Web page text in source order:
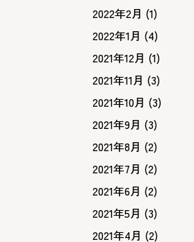
2022年2月 (1)
2022年1月 (4)
2021年12月 (1)
2021年11月 (3)
2021年10月 (3)
2021年9月 (3)
2021年8月 (2)
2021年7月 (2)
2021年6月 (2)
2021年5月 (3)
2021年4月 (2)